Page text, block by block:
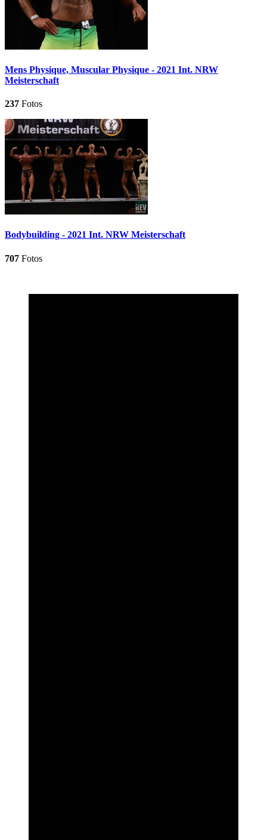
Mens Physique, Muscular Physique - 2021 Int. NRW
Meisterschaft
237 Fotos
Bodybuilding - 2021 Int. NRW Meisterschaft
707 Fotos